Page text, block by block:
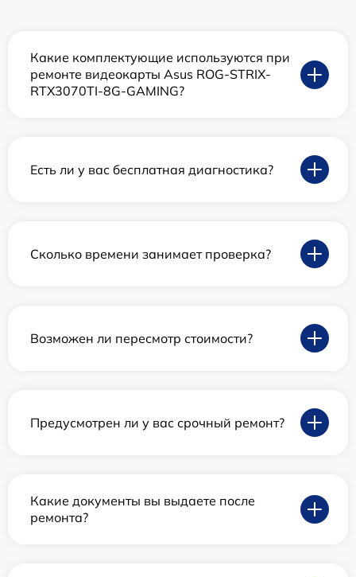
Какие комплектующие используются при
ремонте видеокарты Asus ROG-STRIX-
RTX3070TI-8G-GAMING?
Есть ли у вас бесплатная диагностика?
Сколько времени занимает проверка?
Возможен ли пересмотр стоимости?
Предусмотрен ли у вас срочный ремонт?
Какие документы вы выдаете после
ремонта?